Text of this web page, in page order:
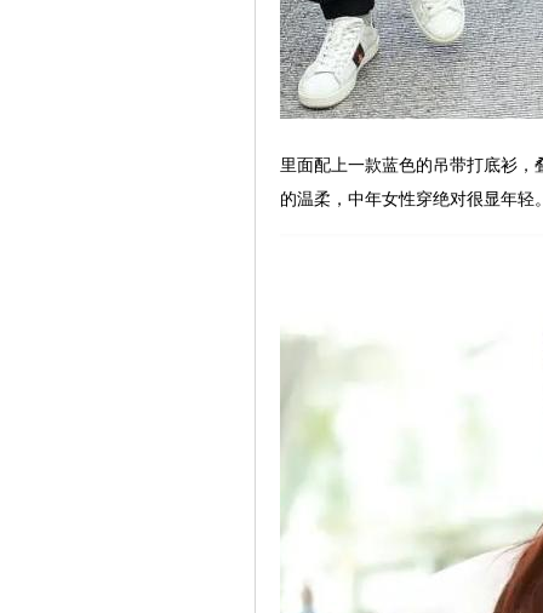
里面配上一款蓝色的吊带打底衫
的温柔，中年女性穿绝对很显年轻